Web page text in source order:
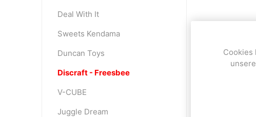
Deal With It
Sweets Kendama
Duncan Toys
Discraft - Freesbee
V-CUBE
Juggle Dream
Cookies